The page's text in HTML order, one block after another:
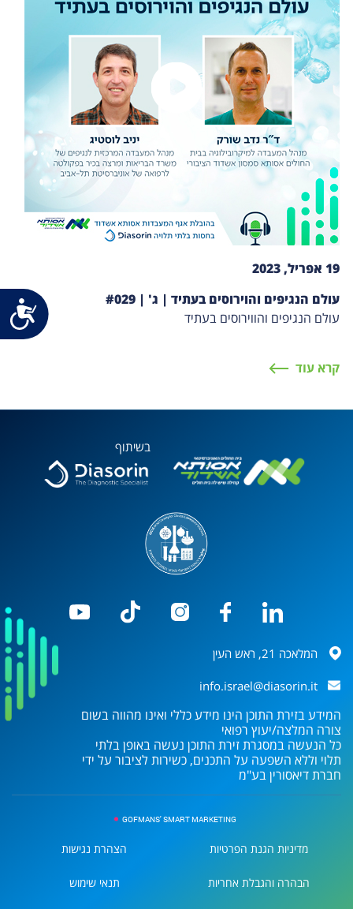
19 אפריל, 2023
עולם הנגיפים והוירוסים בעתיד | ג' | #029
עולם הנגיפים והווירוסים בעתיד
קרא עוד
המלאכה 21, ראש העין
info.israel@diasorin.it
בשיתוף
המידע בזירת התוכן הינו מידע כללי ואינו מהווה בשום
צורה המלצה/יעוץ רפואי
כל הנעשה במסגרת זירת התוכן נעשה באופן בלתי
תלוי וללא השפעה על התכנים, כשירות לציבור על ידי
חברתדיאסורין בע"מ
מדיניות הגנת הפרטיות הצהרת נגישות
הבהרה והגבלת אחריות תנאי שימוש
GOFMANS' SMART MARKETING